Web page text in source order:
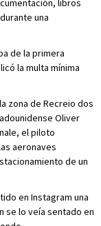
libros
una
de la primera
la multa mínima
zona de Recreio dos
Oliver
el piloto
aeronaves
de un
en Instagram una
se lo veía sentado en